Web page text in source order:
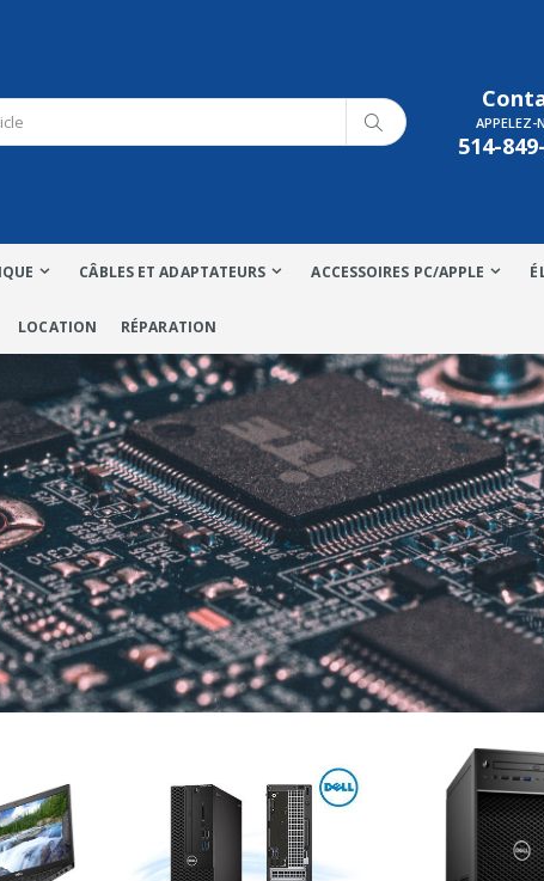
APPELEZ-
514-
CÂBLES ET ADAPTATEURS ACCESSOIRES PC/APPLE
LOCATION RÉPARATION